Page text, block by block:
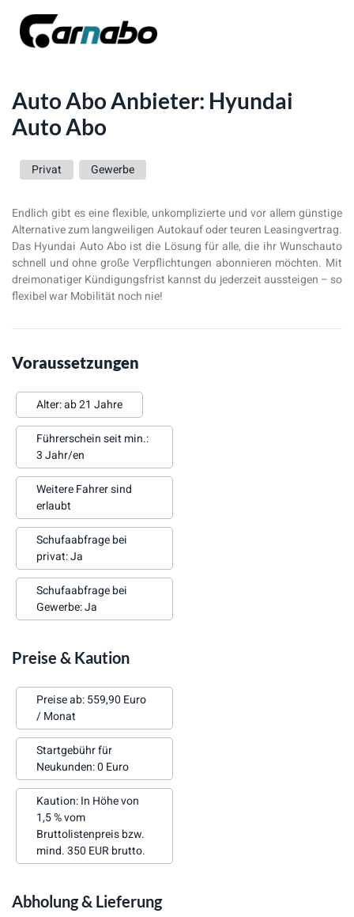
Auto Abo Anbieter: Hyundai
Auto Abo
Privat Gewerbe
Endlich gibt es eine flexible, unkomplizierte und vor allem günstige
Alternative zum langweiligen Autokauf oder teuren Leasingvertrag.
Das Hyundai Auto Abo ist die Lösung für alle, die ihr Wunschauto
schnell und ohne große Verpflichtungen abonnieren möchten. Mit
dreimonatiger Kündigungsfrist kannst du jederzeit aussteigen – so
flexibel war Mobilität noch nie!
Voraussetzungen
Alter: ab 21 Jahre
Führerschein seit min.:
3 Jahr/en
Weitere Fahrer sind
erlaubt
Schufaabfrage bei
privat: Ja
Schufaabfrage bei
Gewerbe: Ja
Preise & Kaution
Preise ab: 559,90 Euro
/ Monat
Startgebühr für
Neukunden: 0 Euro
Kaution: In Höhe von
1,5 % vom
Bruttolistenpreis bzw.
mind. 350 EUR brutto.
Abholung & Lieferung